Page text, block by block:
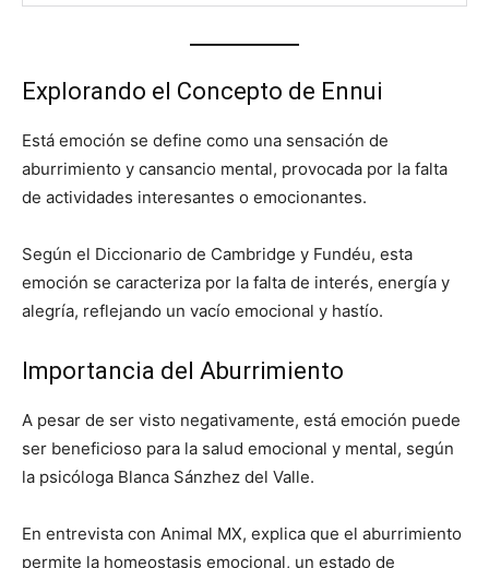
Explorando el Concepto de Ennui
Está emoción se define como una sensación de
aburrimiento y cansancio mental, provocada por la falta
de actividades interesantes o emocionantes.
Según el Diccionario de Cambridge y Fundéu, esta
emoción se caracteriza por la falta de interés, energía y
alegría, reflejando un vacío emocional y hastío.
Importancia del Aburrimiento
A pesar de ser visto negativamente, está emoción puede
ser beneficioso para la salud emocional y mental, según
la psicóloga Blanca Sánzhez del Valle.
En entrevista con Animal MX, explica que el aburrimiento
permite la homeostasis emocional, un estado de